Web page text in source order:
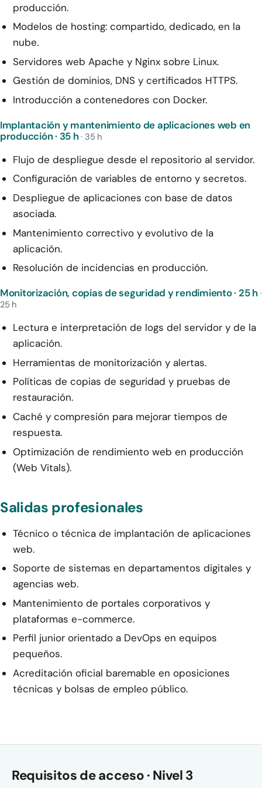
producción.
Modelos de hosting: compartido, dedicado, en la
nube.
Servidores web Apache y Nginx sobre Linux.
Gestión de dominios, DNS y certificados HTTPS.
Introducción a contenedores con Docker.
Implantación y mantenimiento de aplicaciones web en
producción · 35 h· 35 h
Flujo de despliegue desde el repositorio al servidor.
Configuración de variables de entorno y secretos.
Despliegue de aplicaciones con base de datos
asociada.
Mantenimiento correctivo y evolutivo de la
aplicación.
Resolución de incidencias en producción.
Monitorización, copias de seguridad y rendimiento · 25 h·
25 h
Lectura e interpretación de logs del servidor y de la
aplicación.
Herramientas de monitorización y alertas.
Políticas de copias de seguridad y pruebas de
restauración.
Caché y compresión para mejorar tiempos de
respuesta.
Optimización de rendimiento web en producción
(Web Vitals).
Salidas profesionales
Técnico o técnica de implantación de aplicaciones
web.
Soporte de sistemas en departamentos digitales y
agencias web.
Mantenimiento de portales corporativos y
plataformas e-commerce.
Perfil junior orientado a DevOps en equipos
pequeños.
Acreditación oficial baremable en oposiciones
técnicas y bolsas de empleo público.
Requisitos de acceso · Nivel 3